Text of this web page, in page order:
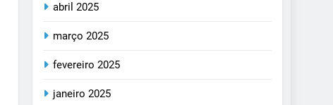
abril 2025
março 2025
fevereiro 2025
janeiro 2025